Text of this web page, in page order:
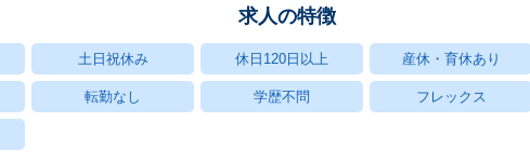
求人の特徴
土日祝休み 休日120日以上 産休・育休あり
転勤なし 学歴不問 フレックス